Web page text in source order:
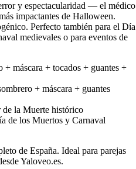
y espectacularidad — el médico
impactantes de Halloween.
Perfecto también para el Día
medievales o para eventos de
+ máscara + tocados + guantes +
+ máscara + guantes
la Muerte histórico
de los Muertos y Carnaval
de España. Ideal para parejas
Yaloveo.es.